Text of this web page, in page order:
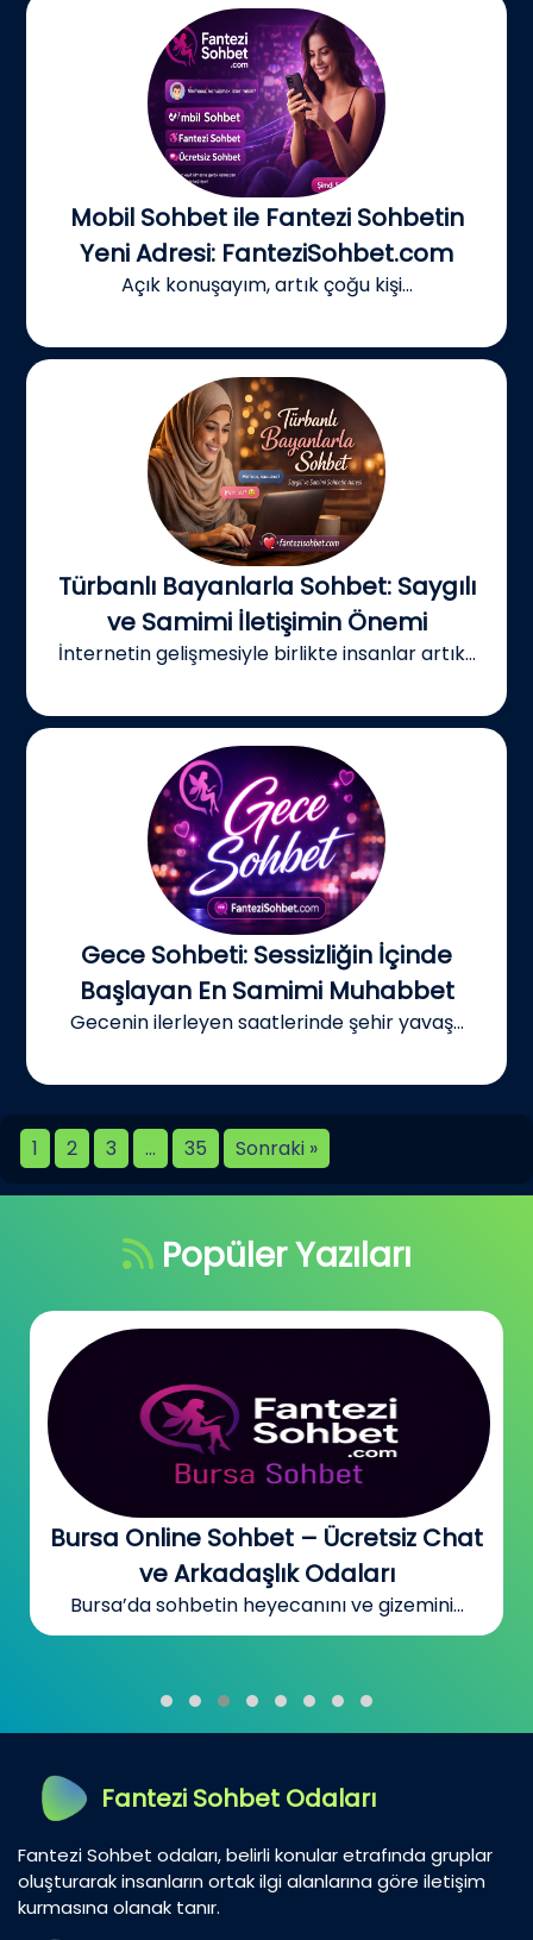
Mobil Sohbet ile Fantezi Sohbetin
Yeni Adresi: FanteziSohbet.com
Açık konuşayım, artık çoğu kişi...
Türbanlı Bayanlarla Sohbet: Saygılı
ve Samimi İletişimin Önemi
İnternetin gelişmesiyle birlikte insanlar artık...
Gece Sohbeti: Sessizliğin İçinde
Başlayan En Samimi Muhabbet
Gecenin ilerleyen saatlerinde şehir yavaş...
1 2 3 … 35 Sonraki »
Popüler Yazıları
Bursa Online Sohbet – Ücretsiz Chat
ve Arkadaşlık Odaları
Bursa’da sohbetin heyecanını ve gizemini...
Fantezi Sohbet Odaları
Fantezi Sohbet odaları, belirli konular etrafında gruplar
oluşturarak insanların ortak ilgi alanlarına göre iletişim
kurmasına olanak tanır.